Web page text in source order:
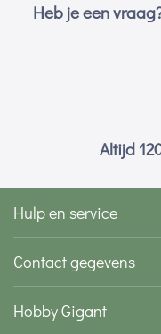
Heb je een
Altijd
Hulp en service
Contact gegevens
Hobby Gigant